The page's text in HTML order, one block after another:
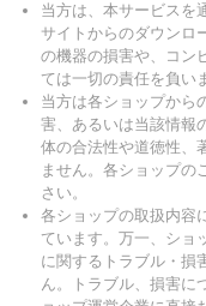
当方は、本サービスを
サイトからのダウンロ
の機器の損害や、コン
ては一切の責任を負い
当方は各ショップから
害、あるいは当該情報
体の合法性や道徳性、
ません。各ショップの
さい。
各ショップの取扱内容
ています。万一、ショ
に関するトラブル・損
ん。トラブル、損害に